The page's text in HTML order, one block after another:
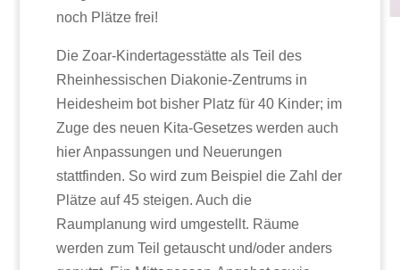
noch Plätze frei!
Die Zoar-Kindertagesstätte als Teil des
Rheinhessischen Diakonie-Zentrums in
Heidesheim bot bisher Platz für 40 Kinder; im
Zuge des neuen Kita-Gesetzes werden auch
hier Anpassungen und Neuerungen
stattfinden. So wird zum Beispiel die Zahl der
Plätze auf 45 steigen. Auch die
Raumplanung wird umgestellt. Räume
werden zum Teil getauscht und/oder anders